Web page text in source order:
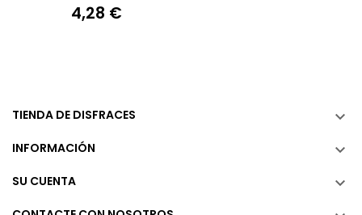
Precio
4,28 €
TIENDA DE DISFRACES 
INFORMACIÓN 
SU CUENTA 